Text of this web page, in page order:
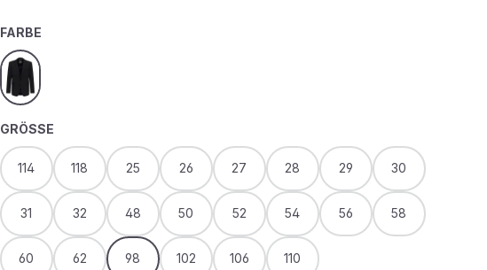
FARBEAUSWÄHLEN
dunkelblau
GRÖSSE AUSWÄHLEN
114 118 25 26 27 28 29 30
31 32 48 50 52 54 56 58
60 62 98 102 106 110